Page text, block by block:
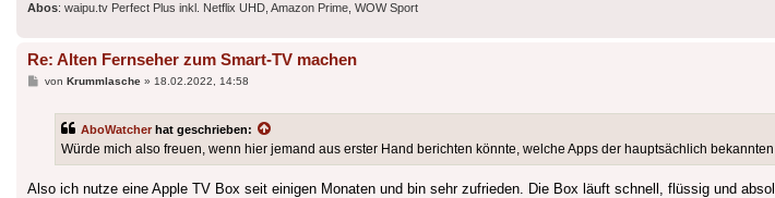
Abos: waipu.tv Perfect Plus inkl. Netflix UHD, Amazon Prime, WOW Sport
Re: Alten Fernseher zum Smart-TV machen
Beitrag
von Krummlasche» 18.02.2022, 14:58
AboWatcher hat geschrieben:
Würde mich also freuen, wenn hier jemand aus erster Hand berichten könnte, welche Apps der hauptsächlich
Also ich nutze eine Apple TV Box seit einigen Monaten und bin sehr zufrieden. Die Box läuft schnell, flüssig und